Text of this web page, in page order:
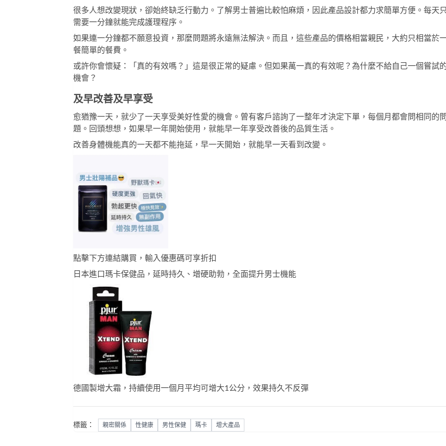
很多人想改變現狀，卻始終缺乏行動力。了解男士普遍比較怕麻煩，因此產品設計都力求簡單方便。每天只
需要一分鐘就能完成護理程序。
如果連一分鐘都不願意投資，那麼問題將永遠無法解決。而且，這些產品的價格相當親民，大約只相當於
餐簡單的餐費。
或許你會懷疑：「真的有效嗎？」這是很正常的疑慮。但如果萬一真的有效呢？為什麼不給自己一個嘗試
機會？
及早改善及早享受
愈猶豫一天，就少了一天享受美好性愛的機會。曾有客戶諮詢了一整年才決定下單，每個月都會問相同的問
題。回頭想想，如果早一年開始使用，就能早一年享受改善後的品質生活。
改善身體機能真的一天都不能拖延，早一天開始，就能早一天看到改變。
點擊下方連結購買，輸入優惠碼可享折扣
日本進口瑪卡保健品，延時持久、增硬助勃，全面提升男士機能
德國製增大霜，持續使用一個月平均可增大1公分，效果持久不反彈
標籤： 親密關係 性健康 男性保健 瑪卡 增大產品